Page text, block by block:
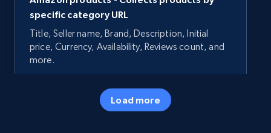
specific category URL
Title, Seller name, Brand, Description, Initial
price, Currency, Availability, Reviews count, and
more.
5.7K+ Comenzar ahora
Load more